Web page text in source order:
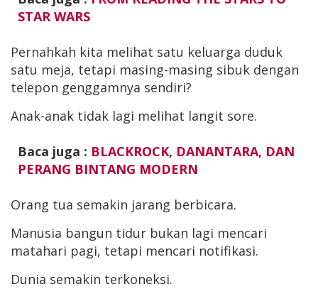
STAR WARS
Pernahkah kita melihat satu keluarga duduk
satu meja, tetapi masing-masing sibuk dengan
telepon genggamnya sendiri?
Anak-anak tidak lagi melihat langit sore.
Baca juga : BLACKROCK, DANANTARA, DAN
PERANG BINTANG MODERN
Orang tua semakin jarang berbicara.
Manusia bangun tidur bukan lagi mencari
matahari pagi, tetapi mencari notifikasi.
Dunia semakin terkoneksi.